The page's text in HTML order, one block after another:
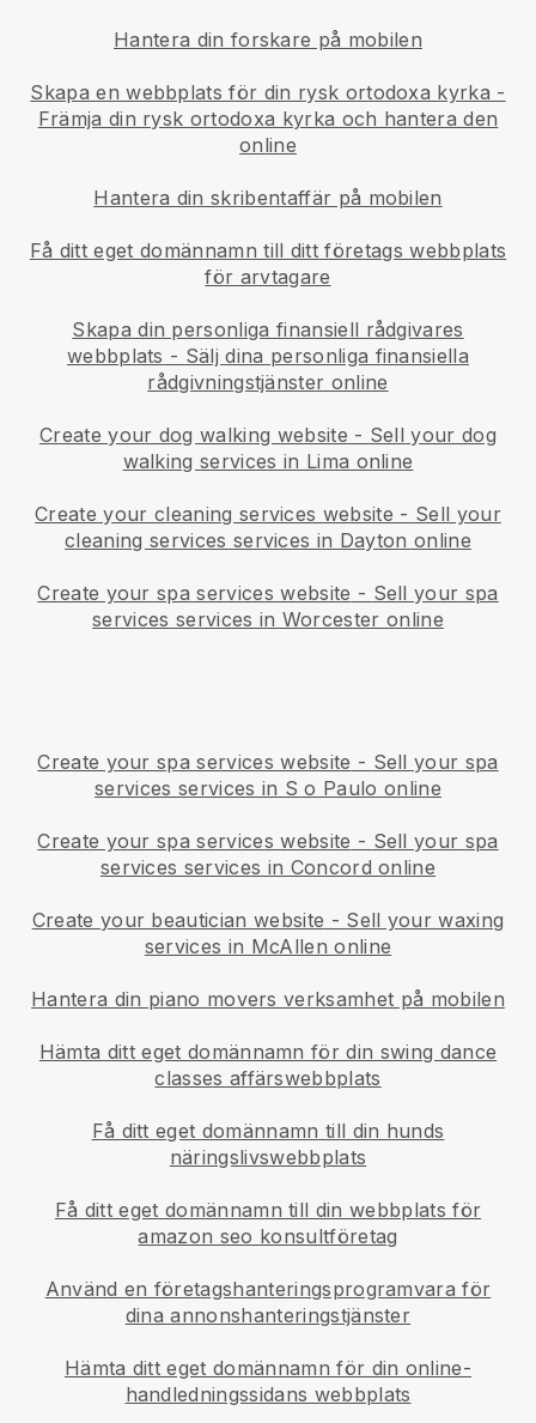
Hantera din forskare på mobilen
Skapa en webbplats för din rysk ortodoxa kyrka -
Främja din rysk ortodoxa kyrka och hantera den
online
Hantera din skribentaffär på mobilen
Få ditt eget domännamn till ditt företags webbplats
för arvtagare
Skapa din personliga finansiell rådgivares
webbplats - Sälj dina personliga finansiella
rådgivningstjänster online
Create your dog walking website - Sell your dog
walking services in Lima online
Create your cleaning services website - Sell your
cleaning services services in Dayton online
Create your spa services website - Sell your spa
services services in Worcester online
Create your spa services website - Sell your spa
services services in S o Paulo online
Create your spa services website - Sell your spa
services services in Concord online
Create your beautician website - Sell your waxing
services in McAllen online
Hantera din piano movers verksamhet på mobilen
Hämta ditt eget domännamn för din swing dance
classes affärswebbplats
Få ditt eget domännamn till din hunds
näringslivswebbplats
Få ditt eget domännamn till din webbplats för
amazon seo konsultföretag
Använd en företagshanteringsprogramvara för
dina annonshanteringstjänster
Hämta ditt eget domännamn för din online-
handledningssidans webbplats